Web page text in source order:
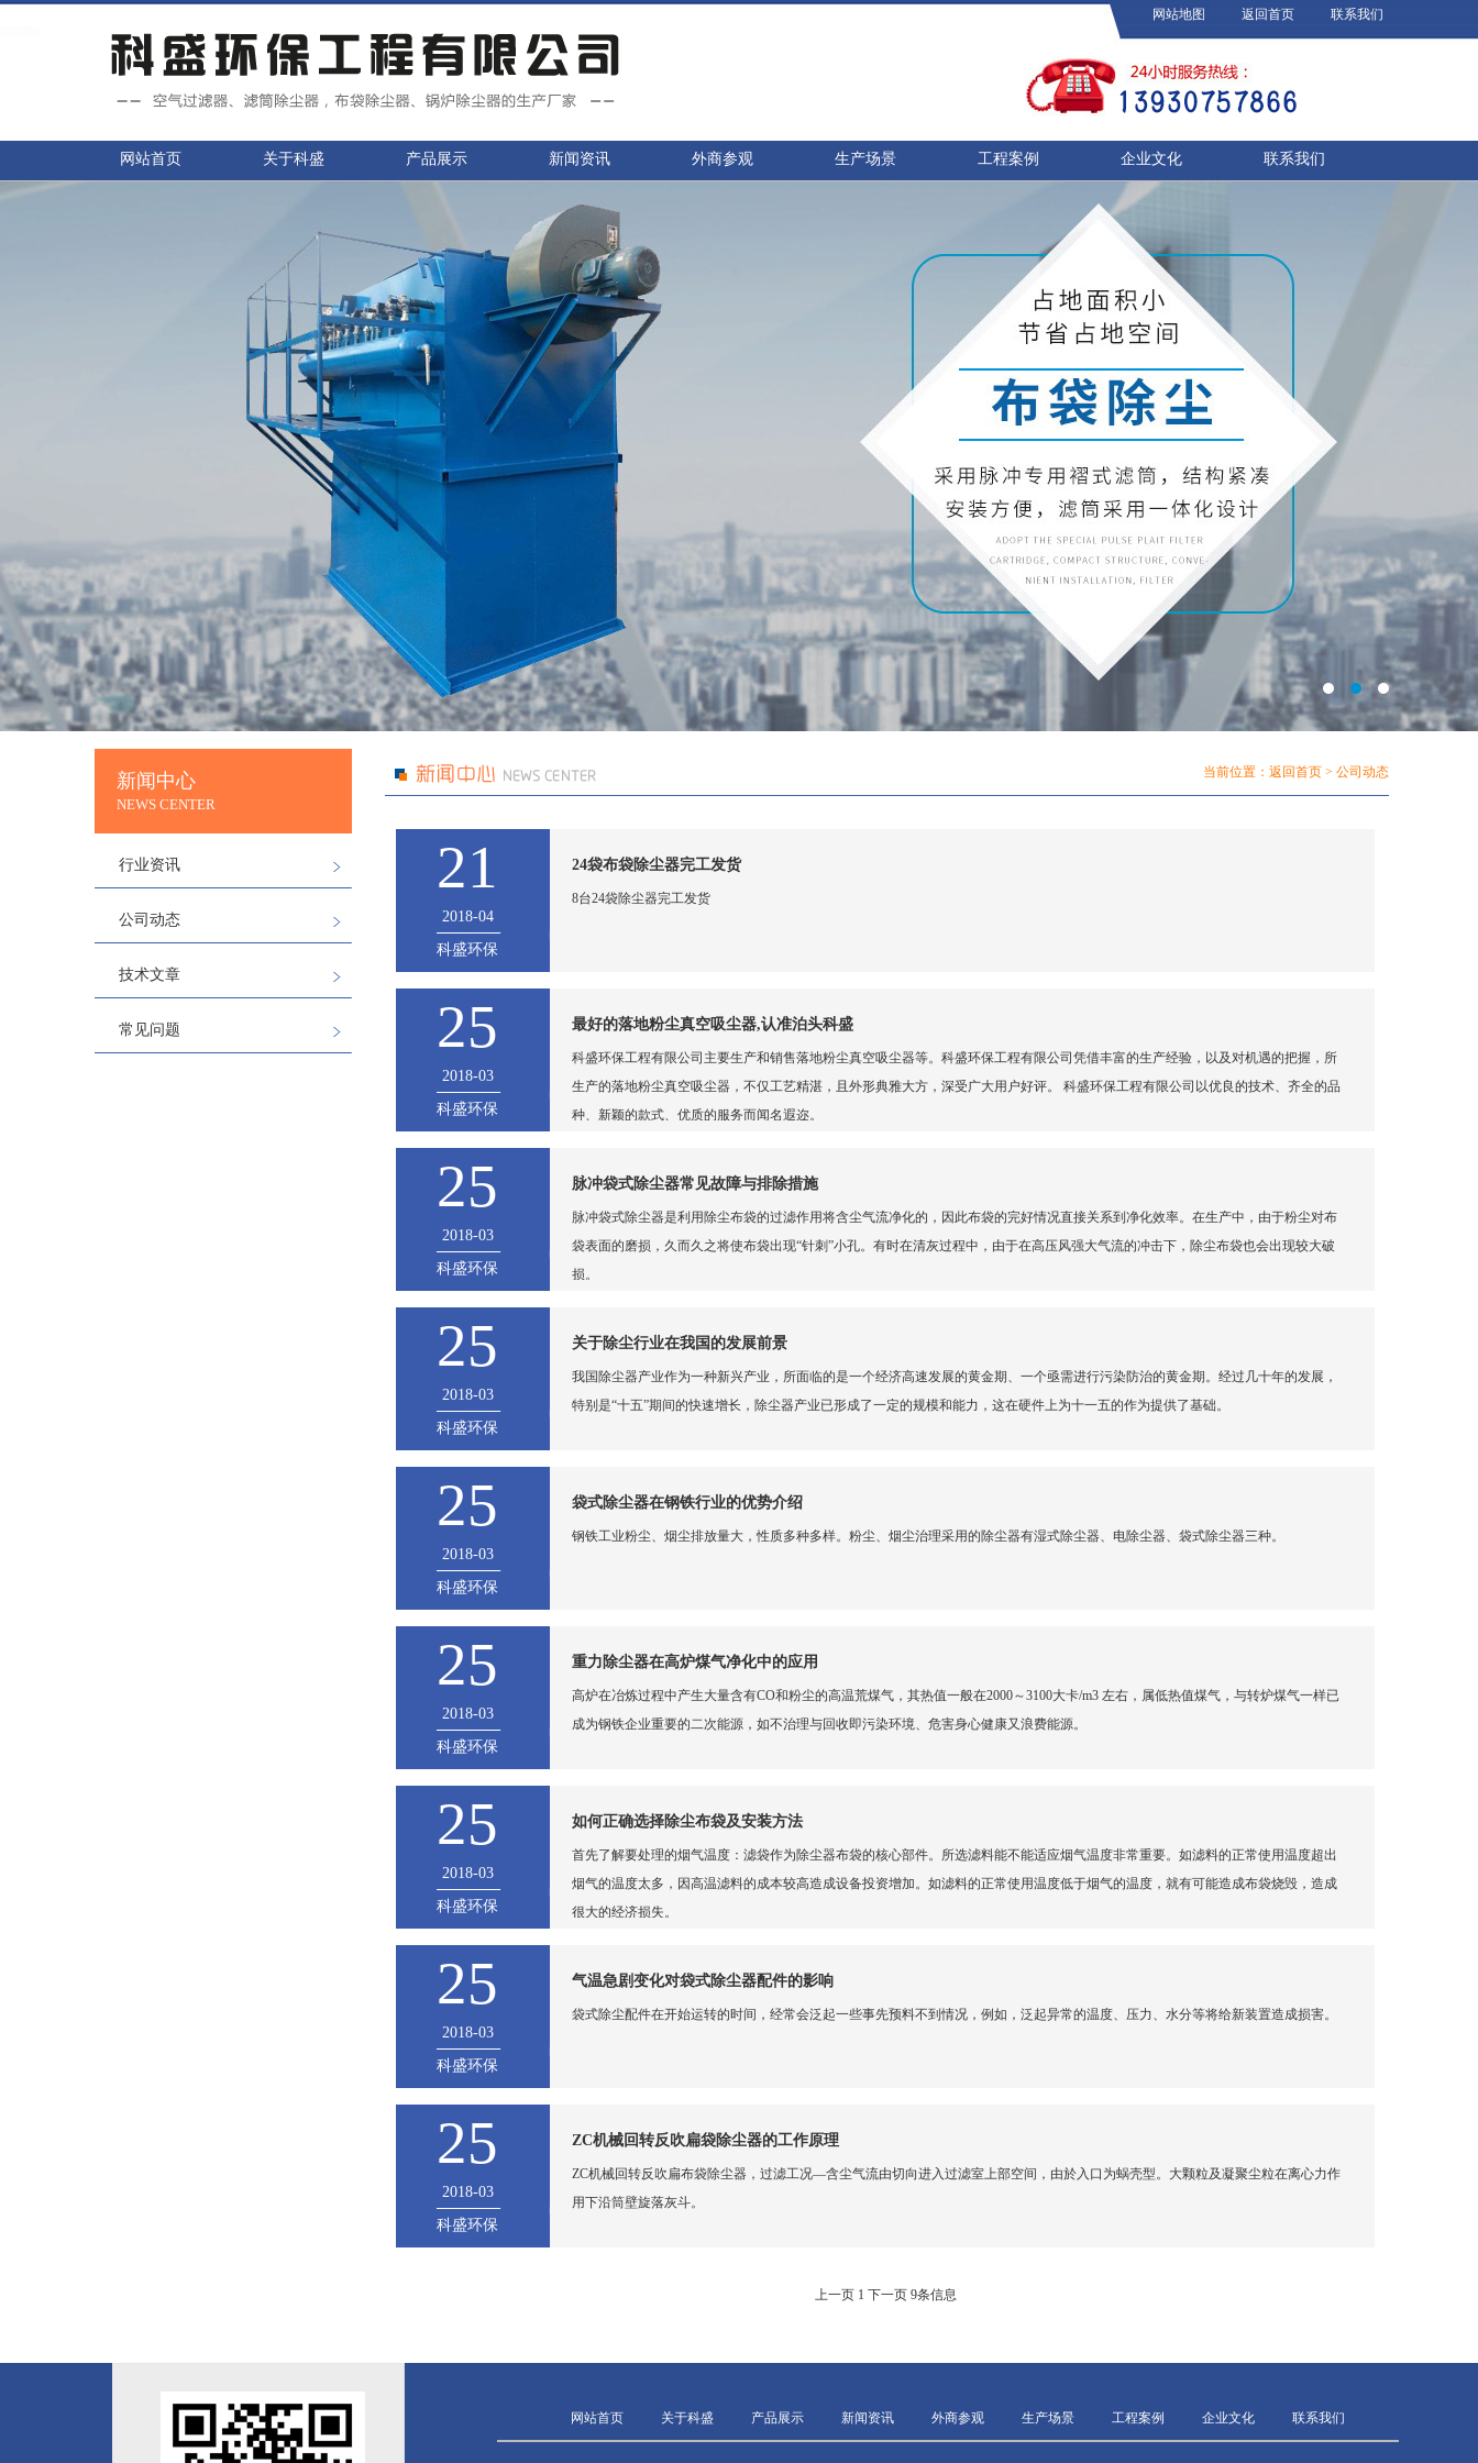
网站地图 返回首页 联系我们
网站首页 关于科盛 产品展示 新闻资讯 外商参观 生产场景 工程案例 企业文化 联系我们
新闻中心
NEWS CENTER
行业资讯
公司动态
技术文章
常见问题
当前位置： 返回首页 > 公司动态
21
2018-04
科盛环保
24袋布袋除尘器完工发货
8台24袋除尘器完工发货
25
2018-03
科盛环保
最好的落地粉尘真空吸尘器,认准泊头科盛
科盛环保工程有限公司主要生产和销售落地粉尘真空吸尘器等。科盛环保工程有限公司凭借丰富的生产经验，以及对机遇的把握，所
生产的落地粉尘真空吸尘器，不仅工艺精湛，且外形典雅大方，深受广大用户好评。 科盛环保工程有限公司以优良的技术、齐全的品
种、新颖的款式、优质的服务而闻名遐迩。
25
2018-03
科盛环保
脉冲袋式除尘器常见故障与排除措施
脉冲袋式除尘器是利用除尘布袋的过滤作用将含尘气流净化的，因此布袋的完好情况直接关系到净化效率。在生产中，由于粉尘对布
袋表面的磨损，久而久之将使布袋出现“针刺”小孔。有时在清灰过程中，由于在高压风强大气流的冲击下，除尘布袋也会出现较大破
损。
25
2018-03
科盛环保
关于除尘行业在我国的发展前景
我国除尘器产业作为一种新兴产业，所面临的是一个经济高速发展的黄金期、一个亟需进行污染防治的黄金期。经过几十年的发展，
特别是“十五”期间的快速增长，除尘器产业已形成了一定的规模和能力，这在硬件上为十一五的作为提供了基础。
25
2018-03
科盛环保
袋式除尘器在钢铁行业的优势介绍
钢铁工业粉尘、烟尘排放量大，性质多种多样。粉尘、烟尘治理采用的除尘器有湿式除尘器、电除尘器、袋式除尘器三种。
25
2018-03
科盛环保
重力除尘器在高炉煤气净化中的应用
高炉在冶炼过程中产生大量含有CO和粉尘的高温荒煤气，其热值一般在2000～3100大卡/m3 左右，属低热值煤气，与转炉煤气一样已
成为钢铁企业重要的二次能源，如不治理与回收即污染环境、危害身心健康又浪费能源。
25
2018-03
科盛环保
如何正确选择除尘布袋及安装方法
首先了解要处理的烟气温度：滤袋作为除尘器布袋的核心部件。所选滤料能不能适应烟气温度非常重要。如滤料的正常使用温度超出
烟气的温度太多，因高温滤料的成本较高造成设备投资增加。如滤料的正常使用温度低于烟气的温度，就有可能造成布袋烧毁，造成
很大的经济损失。
25
2018-03
科盛环保
气温急剧变化对袋式除尘器配件的影响
袋式除尘配件在开始运转的时间，经常会泛起一些事先预料不到情况，例如，泛起异常的温度、压力、水分等将给新装置造成损害。
25
2018-03
科盛环保
ZC机械回转反吹扁袋除尘器的工作原理
ZC机械回转反吹扁布袋除尘器，过滤工况—含尘气流由切向进入过滤室上部空间，由於入口为蜗壳型。大颗粒及凝聚尘粒在离心力作
用下沿筒壁旋落灰斗。
上一页 1 下一页 9条信息
网站首页 关于科盛 产品展示 新闻资讯 外商参观 生产场景 工程案例 企业文化 联系我们